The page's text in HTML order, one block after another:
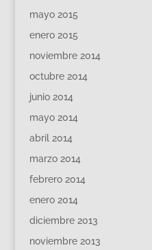
mayo 2015
enero 2015
noviembre 2014
octubre 2014
junio 2014
mayo 2014
abril 2014
marzo 2014
febrero 2014
enero 2014
diciembre 2013
noviembre 2013